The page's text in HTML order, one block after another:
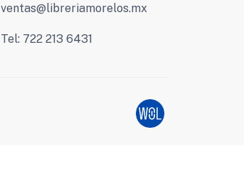
ventas@libreriamorelos.mx
Tel: 722 213 6431